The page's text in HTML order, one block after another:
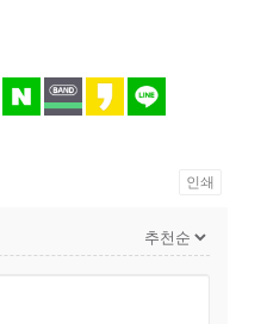
인쇄